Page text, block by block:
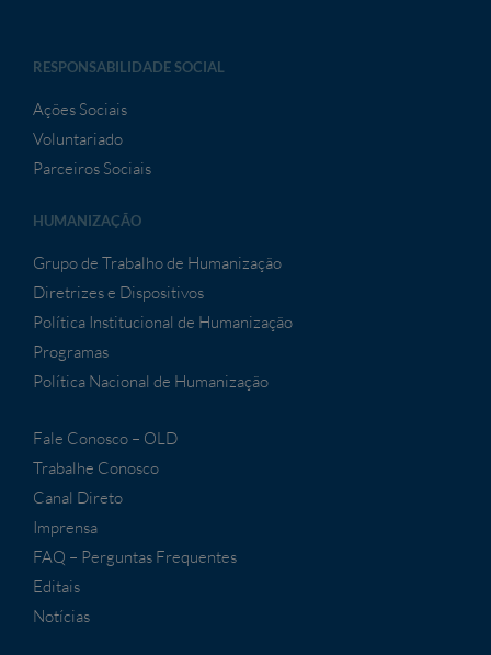
RESPONSABILIDADE SOCIAL
Ações Sociais
Voluntariado
Parceiros Sociais
HUMANIZAÇÃO
Grupo de Trabalho de Humanização
Diretrizes e Dispositivos
Política Institucional de Humanização
Programas
Política Nacional de Humanização
Fale Conosco – OLD
Trabalhe Conosco
Canal Direto
Imprensa
FAQ – Perguntas Frequentes
Editais
Notícias